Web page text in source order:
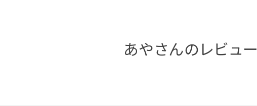
あやさんのレビュー